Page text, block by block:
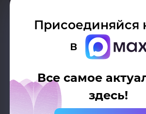
Присоединяйся
в
Все самое
здесь!